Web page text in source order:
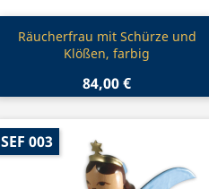
Vorschau
Räucherfrau mit Schürze und
Klößen, farbig
84,00 €
SEF 003